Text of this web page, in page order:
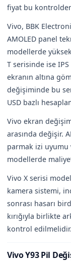
fiyat bu
Vivo, BBK
AMOLED panel
modellerde
T serisinde ise
ekranın altına
değişiminde bu
USD bazlı
Vivo ekran
arasında değişir.
parmak izi uyumu
modellerde
Vivo X serisi
kamera sistemi,
sonrası hasarı
kırığıyla birlikte
kontrol edilmelidir.
Vivo Y93 Pil